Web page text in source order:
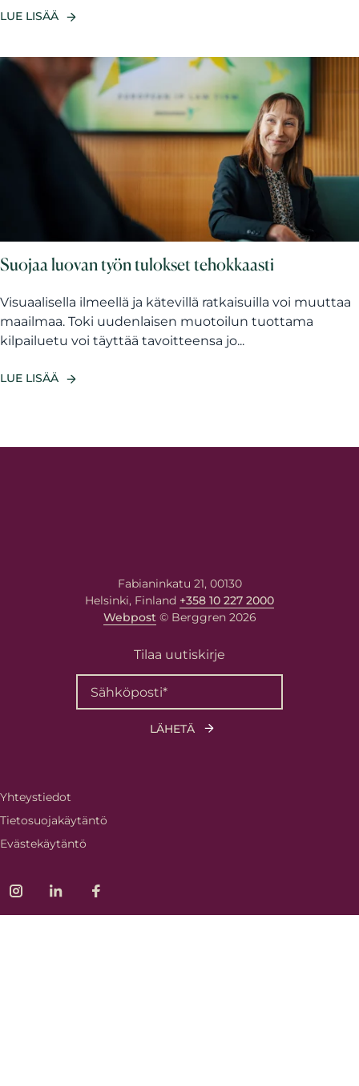
LUE LISÄÄ
Suojaa luovan työn tulokset tehokkaasti
Visuaalisella ilmeellä ja kätevillä ratkaisuilla voi muuttaa
maailmaa. Toki uudenlaisen muotoilun tuottama
kilpailuetu voi täyttää tavoitteensa jo...
LUE LISÄÄ
Fabianinkatu 21, 00130
Helsinki, Finland +358 10 227 2000
Webpost© Berggren 2026
Tilaa uutiskirje
Yhteystiedot
Tietosuojakäytäntö
Evästekäytäntö